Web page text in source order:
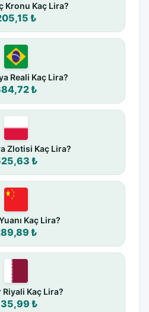
Kronu Kaç Lira?
₺
Reali Kaç Lira?
₺
Zlotisi Kaç Lira?
₺
Kaç Lira?
₺
Riyali Kaç Lira?
₺